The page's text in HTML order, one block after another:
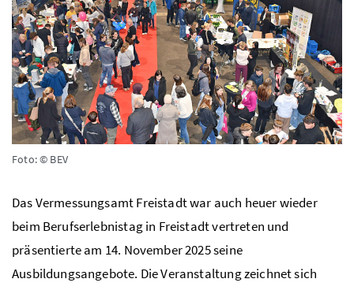
Foto: © BEV
Das Vermessungsamt Freistadt war auch heuer wieder
beim Berufserlebnistag in Freistadt vertreten und
präsentierte am 14. November 2025 seine
Ausbildungsangebote. Die Veranstaltung zeichnet sich